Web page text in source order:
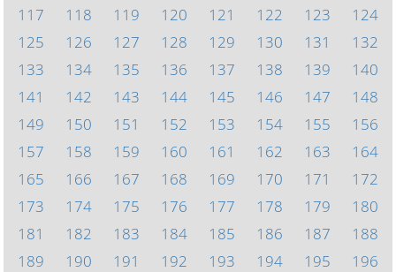
117
118 119 120 121 122 123
124
125
126 127 128 129 130 131
132
133
134 135 136 137 138 139
140
141
142 143 144 145 146 147
148
149
150 151 152 153 154 155
156
157
158 159 160 161 162 163
164
165
166 167 168 169 170 171
172
173
174 175 176 177 178 179
180
181
182 183 184 185 186 187
188
189
190 191 192 193 194 195
196